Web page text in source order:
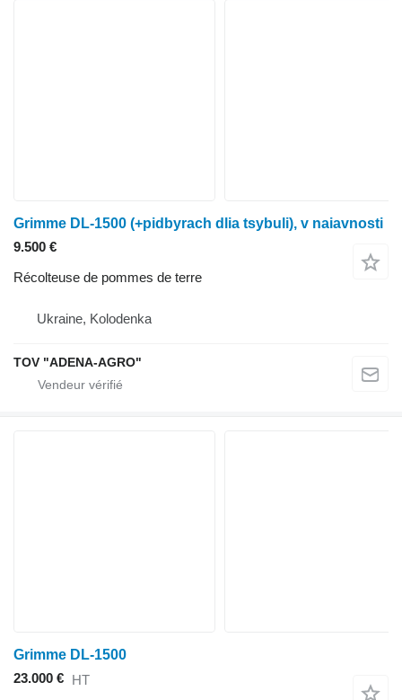
Grimme DL-1500 (+pidbyrach dlia tsybuli), v naiavnosti
9.500 €
Récolteuse de pommes de terre
Ukraine, Kolodenka
TOV "ADENA-AGRO"
Grimme DL-1500
23.000 € HT